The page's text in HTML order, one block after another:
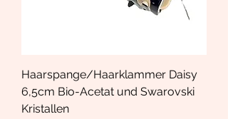
Haarspange/Haarklammer Daisy
6,5cm Bio-Acetat und Swarovski
Kristallen